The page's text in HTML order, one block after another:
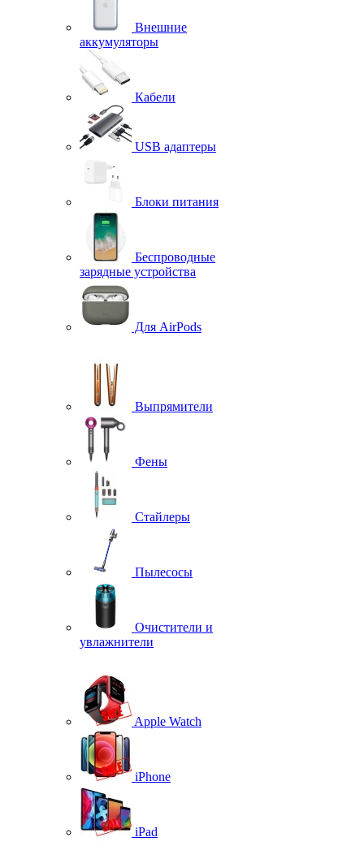
Внешние
аккумуляторы
Кабели
USB адаптеры
Блоки питания
Беспроводные
зарядные устройства
Для AirPods
Выпрямители
Фены
Стайлеры
Пылесосы
Очистители и
увлажнители
Apple Watch
iPhone
iPad